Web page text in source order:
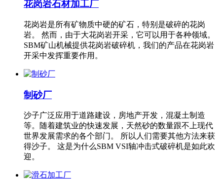
花岗岩石材加工厂
花岗岩是所有矿物质中硬的矿石，特别是破碎的花岗
岩。 然而，由于大花岗岩开采，它可以用于各种领域。
SBM矿山机械提供花岗岩破碎机，我们的产品在花岗岩
开采中发挥重要作用。
制砂厂
沙子广泛应用于道路建设，房地产开发，混凝土制造
等。随着建筑业的快速发展，天然砂的数量跟不上现代
世界发展需求的各个部门。 所以人们需要其他方法来获
得沙子。 这是为什么SBM VSI轴冲击式破碎机是如此欢
迎。